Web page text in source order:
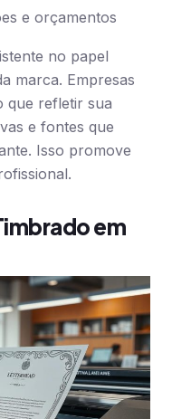
e orçamentos
no papel
marca. Empresas
que refletir sua
e fontes que
Isso promove
em